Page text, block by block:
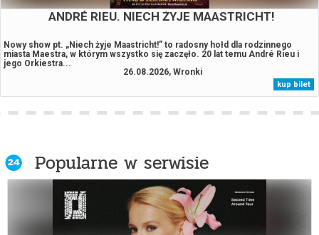
ANDRÉ RIEU. NIECH ŻYJE MAASTRICHT!
Nowy show pt. „Niech żyje Maastricht!” to radosny hołd dla rodzinnego
miasta Maestra, w którym wszystko się zaczęło. 20 lat temu André Rieu i
jego Orkiestra...
26.08.2026, Wronki
kup bilet
Popularne w serwisie